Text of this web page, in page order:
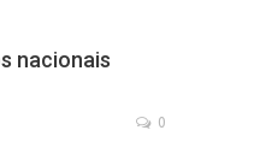
nacionais
0